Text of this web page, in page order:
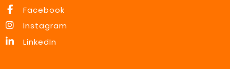
Facebook
Instagram
LinkedIn